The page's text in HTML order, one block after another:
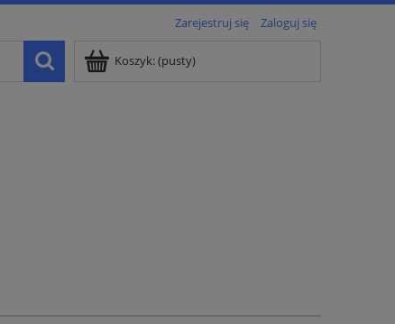
Zarejestruj się Zaloguj się
Koszyk:(pusty)